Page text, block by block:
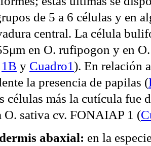
de 5 a 6 células y en
central. La célula
en O. rufipogon y en
1B y Cuadro1). En relación
la presencia de papilas (
células más la cutícula
O. sativa cv. FONAIAP 1 (
abaxial: en la